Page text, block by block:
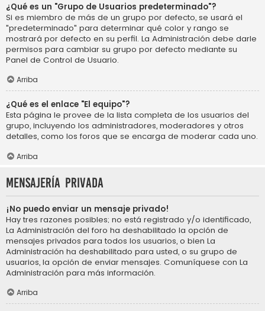
¿Qué es un "Grupo de Usuarios predeterminado"?
Si es miembro de más de un grupo por defecto, se usará el
"predeterminado" para determinar qué color y rango se
mostrará por defecto en su perfil. La Administración debe darle
permisos para cambiar su grupo por defecto mediante su
Panel de Control de Usuario.
Arriba
¿Qué es el enlace "El equipo"?
Esta página le provee de la lista completa de los usuarios del
grupo, incluyendo los administradores, moderadores y otros
detalles, como los foros que se encarga de moderar cada uno.
Arriba
Mensajería privada
¡No puedo enviar un mensaje privado!
Hay tres razones posibles; no está registrado y/o identificado,
La Administración del foro ha deshabilitado la opción de
mensajes privados para todos los usuarios, o bien La
Administración ha deshabilitado para usted, o su grupo de
usuarios, la opción de enviar mensajes. Comuníquese con La
Administración para más información.
Arriba